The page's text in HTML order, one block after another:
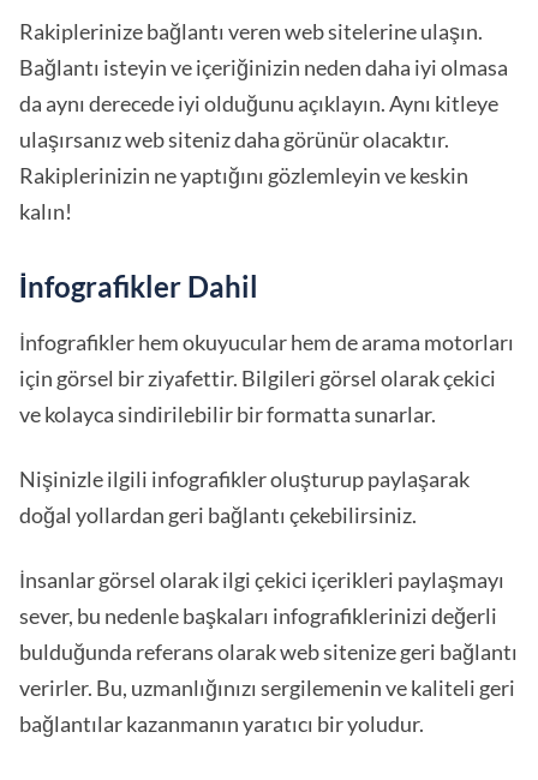
Rakiplerinize bağlantı veren web sitelerine ulaşın.
Bağlantı isteyin ve içeriğinizin neden daha iyi olmasa
da aynı derecede iyi olduğunu açıklayın. Aynı kitleye
ulaşırsanız web siteniz daha görünür olacaktır.
Rakiplerinizin ne yaptığını gözlemleyin ve keskin
kalın!
İnfografikler Dahil
İnfografikler hem okuyucular hem de arama motorları
için görsel bir ziyafettir. Bilgileri görsel olarak çekici
ve kolayca sindirilebilir bir formatta sunarlar.
Nişinizle ilgili infografikler oluşturup paylaşarak
doğal yollardan geri bağlantı çekebilirsiniz.
İnsanlar görsel olarak ilgi çekici içerikleri paylaşmayı
sever, bu nedenle başkaları infografiklerinizi değerli
bulduğunda referans olarak web sitenize geri bağlantı
verirler. Bu, uzmanlığınızı sergilemenin ve kaliteli geri
bağlantılar kazanmanın yaratıcı bir yoludur.